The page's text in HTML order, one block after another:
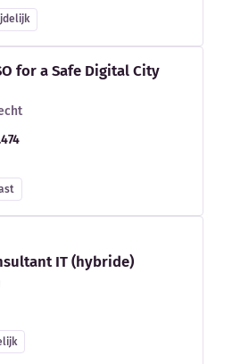
for a Safe Digital City
IT (hybride)